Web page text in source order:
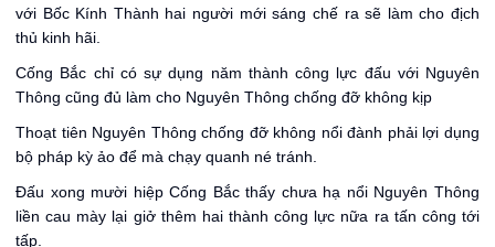
với Bốc Kính Thành hai người mới sáng chế ra sẽ làm cho địch
thủ kinh hãi.
Cống Bắc chỉ có sự dụng năm thành công lực đấu với Nguyên
Thông cũng đủ làm cho Nguyên Thông chống đỡ không kịp
Thoạt tiên Nguyên Thông chống đỡ không nổi đành phải lợi dụng
bộ pháp kỳ ảo để mà chạy quanh né tránh.
Đấu xong mười hiệp Cống Bắc thấy chưa hạ nổi Nguyên Thông
liền cau mày lại giở thêm hai thành công lực nữa ra tấn công tới
tấp.